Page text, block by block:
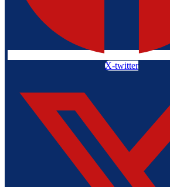
X-twitter